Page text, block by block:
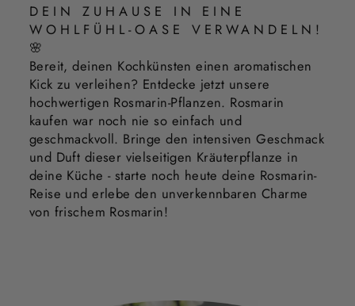
DEIN ZUHAUSE IN EINE
WOHLFÜHL-OASE VERWANDELN!
🌸
Bereit, deinen Kochkünsten einen aromatischen
Kick zu verleihen? Entdecke jetzt unsere
hochwertigen Rosmarin-Pflanzen. Rosmarin
kaufen war noch nie so einfach und
geschmackvoll. Bringe den intensiven Geschmack
und Duft dieser vielseitigen Kräuterpflanze in
deine Küche - starte noch heute deine Rosmarin-
Reise und erlebe den unverkennbaren Charme
von frischem Rosmarin!